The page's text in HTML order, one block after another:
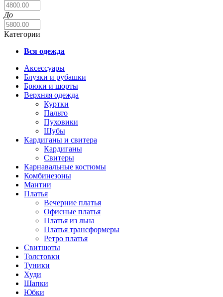
До
Категории
Вся одежда
Аксессуары
Блузки и рубашки
Брюки и шорты
Верхняя одежда
Куртки
Пальто
Пуховики
Шубы
Кардиганы и свитера
Кардиганы
Свитеры
Карнавальные костюмы
Комбинезоны
Мантии
Платья
Вечерние платья
Офисные платья
Платья из льна
Платья трансформеры
Ретро платья
Свитшоты
Толстовки
Туники
Худи
Шапки
Юбки